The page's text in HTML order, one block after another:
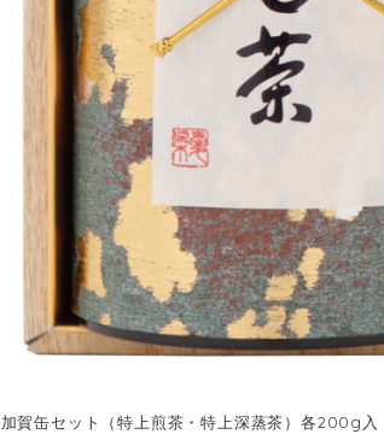
加賀缶セット（特上煎茶・特上深蒸茶）各200g入